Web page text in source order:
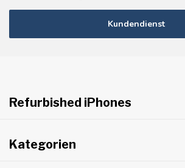
Kundendienst
Refurbished iPhones
Kategorien